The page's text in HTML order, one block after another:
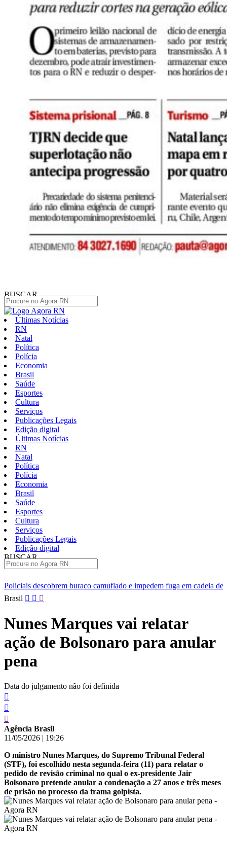
BUSCAR
Últimas Notícias
RN
Natal
Política
Polícia
Economia
Brasil
Saúde
Esportes
Cultura
Serviços
Publicações Legais
Edição digital
Últimas Notícias
RN
Natal
Política
Polícia
Economia
Brasil
Saúde
Esportes
Cultura
Serviços
Publicações Legais
Edição digital
BUSCAR
camuflado e impedem fuga em cadeia de Ceará-Mirim
Pular
conteúdo
Brasil
Nunes Marques vai relatar
ação de Bolsonaro para anular
pena
Data do julgamento não foi definida
Agência Brasil
11/05/2026 | 19:26
O ministro Nunes Marques, do Supremo Tribunal Federal
(STF), foi escolhido nesta segunda-feira (11) para relatar o
pedido de revisão criminal no qual o ex-presidente Jair
Bolsonaro pretende anular a condenação a 27 anos e três meses
de prisão no processo da trama golpista.